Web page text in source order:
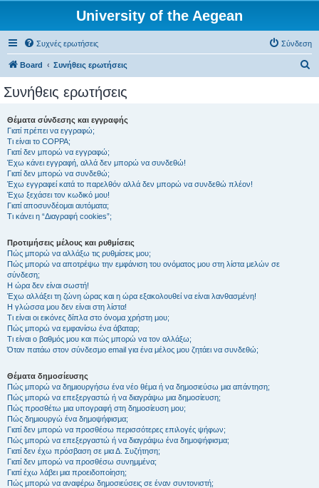
University of the Aegean
Συχνές ερωτήσεις Σύνδεση
Board Συνήθεις ερωτήσεις
Συνήθεις ερωτήσεις
Θέματα σύνδεσης και εγγραφής
Γιατί πρέπει να εγγραφώ;
Τι είναι το COPPA;
Γιατί δεν μπορώ να εγγραφώ;
Έχω κάνει εγγραφή, αλλά δεν μπορώ να συνδεθώ!
Γιατί δεν μπορώ να συνδεθώ;
Έχω εγγραφεί κατά το παρελθόν αλλά δεν μπορώ να συνδεθώ πλέον!
Έχω ξεχάσει τον κωδικό μου!
Γιατί αποσυνδέομαι αυτόματα;
Τι κάνει η “Διαγραφή cookies”;
Προτιμήσεις μέλους και ρυθμίσεις
Πώς μπορώ να αλλάξω τις ρυθμίσεις μου;
Πώς μπορώ να αποτρέψω την εμφάνιση του ονόματος μου στη λίστα μελών σε
σύνδεση;
Η ώρα δεν είναι σωστή!
Έχω αλλάξει τη ζώνη ώρας και η ώρα εξακολουθεί να είναι λανθασμένη!
Η γλώσσα μου δεν είναι στη λίστα!
Τι είναι οι εικόνες δίπλα στο όνομα χρήστη μου;
Πώς μπορώ να εμφανίσω ένα άβαταρ;
Τι είναι ο βαθμός μου και πώς μπορώ να τον αλλάξω;
Όταν πατάω στον σύνδεσμο email για ένα μέλος μου ζητάει να συνδεθώ;
Θέματα δημοσίευσης
Πώς μπορώ να δημιουργήσω ένα νέο θέμα ή να δημοσιεύσω μια απάντηση;
Πώς μπορώ να επεξεργαστώ ή να διαγράψω μια δημοσίευση;
Πώς προσθέτω μια υπογραφή στη δημοσίευση μου;
Πώς δημιουργώ ένα δημοψήφισμα;
Γιατί δεν μπορώ να προσθέσω περισσότερες επιλογές ψήφων;
Πώς μπορώ να επεξεργαστώ ή να διαγράψω ένα δημοψήφισμα;
Γιατί δεν έχω πρόσβαση σε μια Δ. Συζήτηση;
Γιατί δεν μπορώ να προσθέσω συνημμένα;
Γιατί έχω λάβει μια προειδοποίηση;
Πώς μπορώ να αναφέρω δημοσιεύσεις σε έναν συντονιστή;